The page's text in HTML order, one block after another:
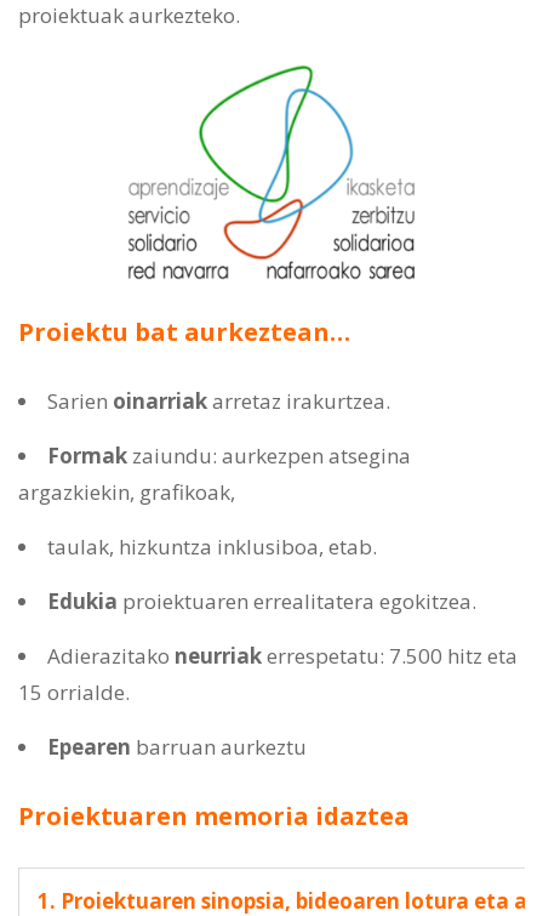
proiektuak aurkezteko.
Proiektu bat aurkeztean…
Sarien oinarriakarretaz irakurtzea.
Formak zaiundu: aurkezpen atsegina
argazkiekin, grafikoak,
taulak, hizkuntza inklusiboa, etab.
Edukia proiektuaren errealitatera egokitzea.
Adierazitako neurriakerrespetatu: 7.500 hitz eta
15 orrialde.
Epearen barruan aurkeztu
Proiektuaren memoria idaztea
1. Proiektuaren sinopsia, bideoaren lotura eta